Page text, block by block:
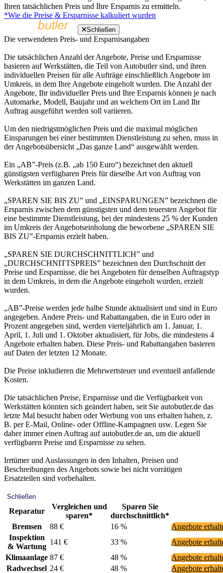
Ihren tatsächlichen Preis und Ihre Ersparnis zu ermitteln.
*Wie die Preise & Ersparnisse kalkuliert wurden
Schließen
Die verwendeten Preis- und Ersparnisangaben
Die tatsächlichen Anzahl der Angebote, Preise und Ersparnisse
basieren auf Werkstätten, die Teil von Autobutler sind, und ihren
individuellen Preisen für alle Aufträge einschließlich Angebote im
Umkreis, in dem Ihre Angebote eingeholt wurden. Die Anzahl der
Angebote, Ihr individueller Preis und Ihre Ersparnis können je nach
Automarke, Modell, Baujahr und an welchem Ort im Land Ihr
Auftrag ausgeführt werden soll variieren.
Um den niedrigstmöglichen Preis und die maximal möglichen
Einsparungen bei einer bestimmten Dienstleistung zu sehen, muss in
der Angebotsübersicht „Das ganze Land“ ausgewählt werden.
Ein „AB”-Preis (z.B. „ab 150 Euro“) bezeichnet den aktuell
günstigsten verfügbaren Preis für dieselbe Art von Auftrag von
Werkstätten im ganzen Land.
„SPAREN SIE BIS ZU” und „EINSPARUNGEN” bezeichnen die
Ersparnis zwischen dem günstigsten und dem teuersten Angebot für
eine bestimmte Dienstleistung, bei der mindestens 25 % der Kunden
im Umkreis der Angebotseinholung die beworbene „SPAREN SIE
BIS ZU”-Ersparnis erzielt haben.
„SPAREN SIE DURCHSCHNITTLICH” und
„DURCHSCHNITTSPREIS” bezeichnen den Durchschnitt der
Preise und Ersparnisse, die bei Angeboten für denselben Auftragstyp
in dem Umkreis, in dem die Angebote eingeholt wurden, erzielt
wurden.
„AB”-Preise werden jede halbe Stunde aktualisiert und sind in Euro
angegeben. Andere Preis- und Rabattangaben, die in Euro oder in
Prozent angegeben sind, werden vierteljährlich am 1. Januar, 1.
April, 1. Juli und 1. Oktober aktualisiert, für Jobs, die mindestens 4
Angebote erhalten haben. Diese Preis- und Rabattangaben basieren
auf Daten der letzten 12 Monate.
Die Preise inkludieren die Mehrwertsteuer und eventuell anfallende
Kosten.
Die tatsächlichen Preise, Ersparnisse und die Verfügbarkeit von
Werkstätten könnten sich geändert haben, seit Sie autobutler.de das
letzte Mal besucht haben oder Werbung von uns erhalten haben, z.
B. per E-Mail, Online- oder Offline-Kampagnen usw. Legen Sie
daher immer einen Auftrag auf autobutler.de an, um die aktuell
verfügbaren Preise und Ersparnisse zu sehen.
Irrtümer und Auslassungen in den Inhalten, Preisen und
Beschreibungen des Angebots sowie bei nicht vorrätigen
Ersatzteilen sind vorbehalten.
Schließen
Reparatur
Vergleichen und
sparen*
Sparen Sie
durchschnittlich*
Bremsen
88 € 16 %
Angebote
Inspektion
& Wartung
141 € 33 %
Angebote
Klimaanlage 87 € 48 %
Angebote
Radwechsel 24 € 48 %
Angebote